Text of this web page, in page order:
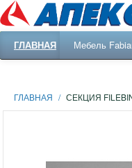
ГЛАВНАЯ Мебель
ГЛАВНАЯ / СЕКЦИЯ